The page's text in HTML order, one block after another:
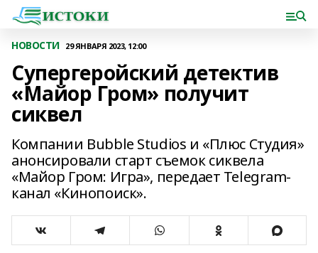
НОВОСТИ 29 ЯНВАРЯ 2023, 12:00
Супергеройский детектив
«Майор Гром» получит
сиквел
Компании Bubble Studios и «Плюс Студия»
анонсировали старт съемок сиквела
«Майор Гром: Игра», передает Telegram-
канал «Кинопоиск».